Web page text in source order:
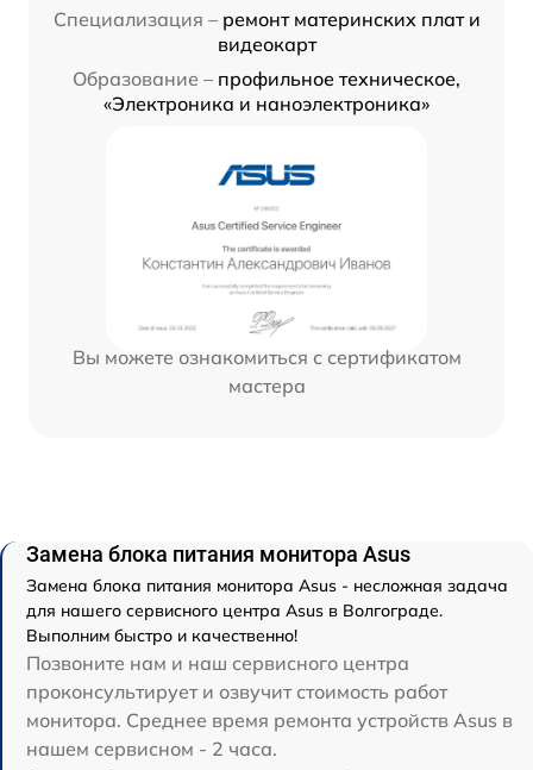
Специализация – ремонт материнских плат и
видеокарт
Образование – профильное техническое,
«Электроника и наноэлектроника»
Вы можете ознакомиться с сертификатом
мастера
Замена блока питания монитора Asus
Замена блока питания монитора Asus - несложная задача
для нашего сервисного центра Asus в Волгограде.
Выполним быстро и качественно!
Позвоните нам и наш сервисного центра
проконсультирует и озвучит стоимость работ
монитора. Среднее время ремонта устройств Asus в
нашем сервисном - 2 часа.